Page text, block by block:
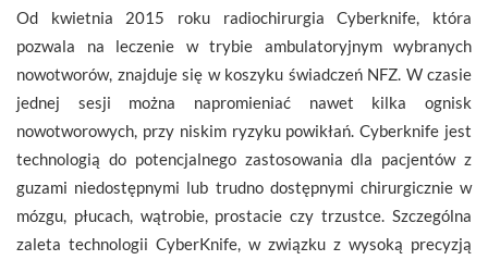
Od kwietnia 2015 roku radiochirurgia Cyberknife, która
pozwala na leczenie w trybie ambulatoryjnym wybranych
nowotworów, znajduje się w koszyku świadczeń NFZ. W czasie
jednej sesji można napromieniać nawet kilka ognisk
nowotworowych, przy niskim ryzyku powikłań. Cyberknife jest
technologią do potencjalnego zastosowania dla pacjentów z
guzami niedostępnymi lub trudno dostępnymi chirurgicznie w
mózgu, płucach, wątrobie, prostacie czy trzustce. Szczególna
zaleta technologii CyberKnife, w związku z wysoką precyzją